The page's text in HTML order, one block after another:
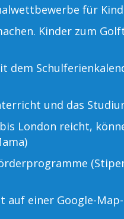
für
Kinder zum
dem
und das
London reicht,
auf einer Google-